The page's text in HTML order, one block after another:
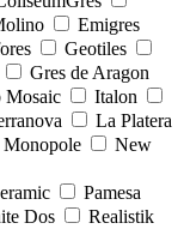
Emigres
Geotiles
Gres de Aragon
Mosaic
Italon
La Platera
Monopole
New
Pamesa
Dos
Realistik